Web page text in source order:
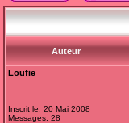
Auteur
Loufie
Inscrit le: 20 Mai 2008
Messages: 28